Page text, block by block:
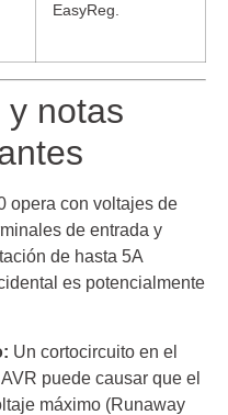
EasyReg.
y notas
opera con voltajes de
de entrada y
de hasta 5A
es potencialmente
Un cortocircuito en el
puede causar que el
máximo (Runaway